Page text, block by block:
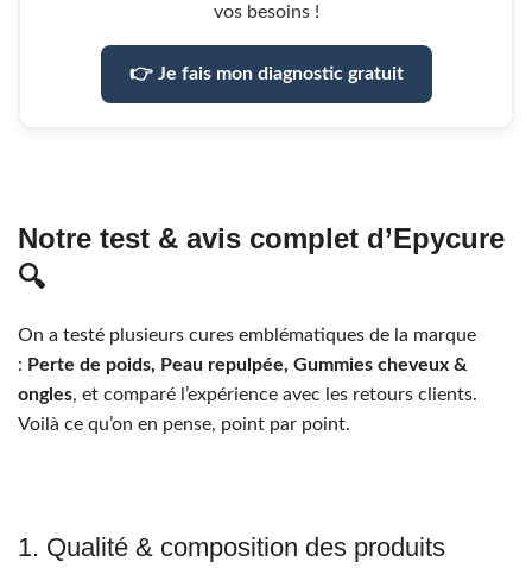
vos besoins !
👉 Je fais mon diagnostic gratuit
Notre test & avis complet d’Epycure
🔍
On a testé plusieurs cures emblématiques de la marque
: Perte de poids, Peau repulpée, Gummies cheveux &
ongles, et comparé l’expérience avec les retours clients.
Voilà ce qu’on en pense, point par point.
1. Qualité & composition des produits